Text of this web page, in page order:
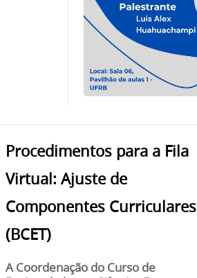
Procedimentos para a Fila
Virtual: Ajuste de
Componentes Curriculares
(BCET)
A Coordenação do Curso de